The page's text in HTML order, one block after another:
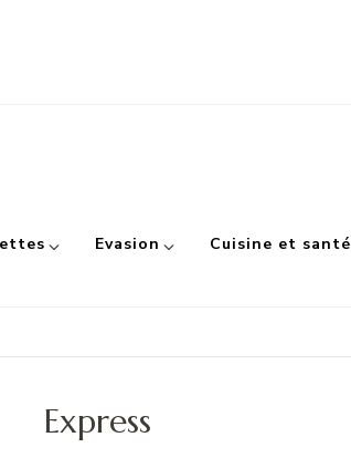
Evasion Cuisine et santé
Express